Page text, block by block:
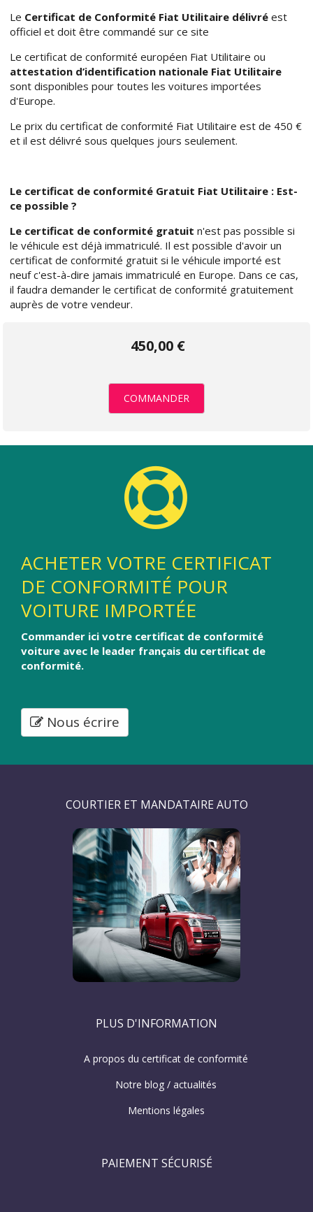
Le Certificat de Conformité Fiat Utilitaire délivréest
officiel et doit être commandé sur ce site
Le certificat de conformité européen Fiat Utilitaire ou
attestation d’identification nationale Fiat Utilitaire
sont disponibles pour toutes les voitures importées
d'Europe.
Le prix du certificat de conformité Fiat Utilitaire est de 450 €
et il est délivré sous quelques jours seulement.
Le certificat de conformité Gratuit Fiat Utilitaire : Est-
ce possible ?
Le certificat de conformité gratuit n'est pas possible si
le véhicule est déjà immatriculé. Il est possible d'avoir un
certificat de conformité gratuit si le véhicule importé est
neuf c'est-à-dire jamais immatriculé en Europe. Dans ce cas,
il faudra demander le certificat de conformité gratuitement
auprès de votre vendeur.
450,00 €
COMMANDER
ACHETER VOTRE CERTIFICAT
DE CONFORMITÉ POUR
VOITURE IMPORTÉE
Commander ici votre certificat de conformité
voiture avec le leader français du certificat de
conformité.
Nous écrire
COURTIER ET MANDATAIRE AUTO
PLUS D'INFORMATION
A propos du certificat de conformité
Notre blog / actualités
Mentions légales
PAIEMENT SÉCURISÉ